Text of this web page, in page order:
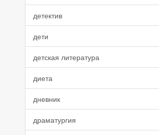
детектив
дети
детская литература
диета
дневник
драматургия